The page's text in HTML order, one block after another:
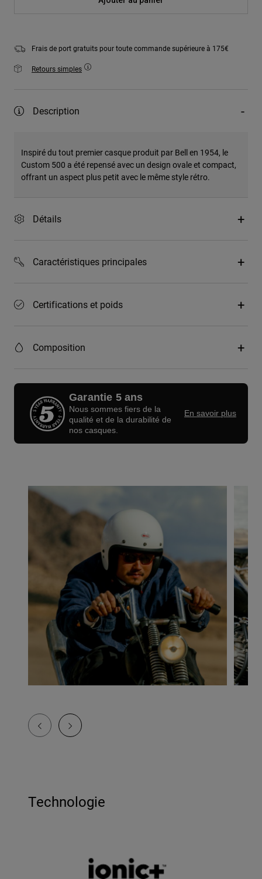
Frais de port gratuits pour toute commande supérieure à 175€
Retours simples
Description
Inspiré du tout premier casque produit par Bell en 1954, le
Custom 500 a été repensé avec un design ovale et compact,
offrant un aspect plus petit avec le même style rétro.
Détails
Caractéristiques principales
Certifications et poids
Composition
Garantie 5 ans
Nous sommes fiers de la
qualité et de la durabilité de
nos casques.
En savoir plus
Technologie